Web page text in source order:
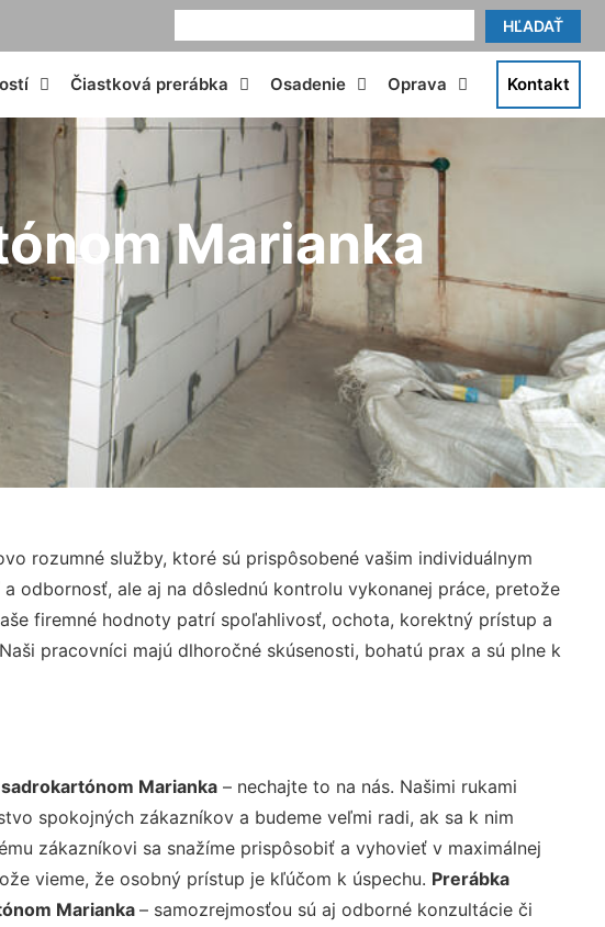
HĽADAŤ
Čiastková prerábka Osadenie Oprava Kontakt
Marianka
rozumné služby, ktoré sú prispôsobené vašim individuálnym
odbornosť, ale aj na dôslednú kontrolu vykonanej práce, pretože
firemné hodnoty patrí spoľahlivosť, ochota, korektný prístup a
pracovníci majú dlhoročné skúsenosti, bohatú prax a sú plne k
Marianka– nechajte to na nás. Našimi rukami
spokojných zákazníkov a budeme veľmi radi, ak sa k nim
zákazníkovi sa snažíme prispôsobiť a vyhovieť v maximálnej
vieme, že osobný prístup je kľúčom k úspechu. Prerábka
Marianka – samozrejmosťou sú aj odborné konzultácie či